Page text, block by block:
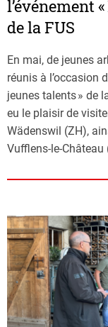
l’événement
de la FUS
En mai, de jeunes
réunis à l’occasion
jeunes talents » de
eu le plaisir de
Wädenswil (ZH),
Vufflens-le-Château